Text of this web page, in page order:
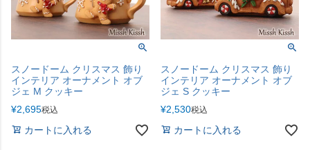
スノードーム クリスマス 飾り
インテリア オーナメント オブ
ジェ M クッキー
¥2,695税込
カートに入れる
スノードーム クリスマス 飾り
インテリア オーナメント オブ
ジェ S クッキー
¥2,530税込
カートに入れる